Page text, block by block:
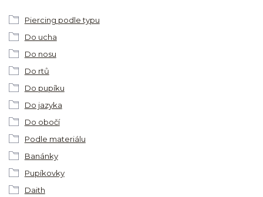
Piercing podle typu
Do ucha
Do nosu
Do rtů
Do pupíku
Do jazyka
Do obočí
Podle materiálu
Banánky
Pupíkovky
Daith